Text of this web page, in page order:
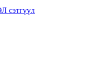
сэтгүүл